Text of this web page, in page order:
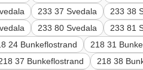
233 37 Svedala
233 38
233 80 Svedala
233 81
24 Bunkeflostrand
218 31
37 Bunkeflostrand
218 38